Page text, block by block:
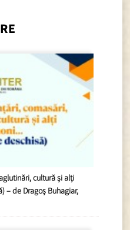
cultură și alți
– de Dragoș Buhagiar,